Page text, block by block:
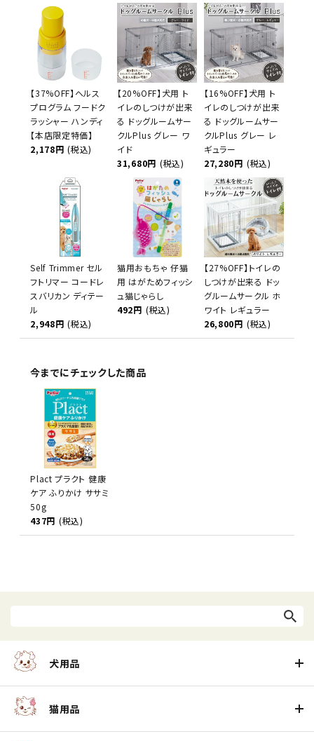
【37%OFF】ヘルス
プログラム フードク
ラッシャー ハンディ
【本店限定特価】
2,178円 (税込)
【20%OFF】犬用 ト
イレのしつけが出来
る ドッグルームサー
クルPlus グレー ワ
イド
31,680円 (税込)
【16%OFF】犬用 ト
イレのしつけが出来
る ドッグルームサー
クルPlus グレー レ
ギュラー
27,280円 (税込)
Self Trimmer セル
フトリマー コードレ
スバリカン ディテー
ル
2,948円 (税込)
猫用おもちゃ 仔猫
用 はがためフィッシ
ュ猫じゃらし
492円 (税込)
【27%OFF】トイレの
しつけが出来る ドッ
グルームサークル ホ
ワイト レギュラー
26,800円 (税込)
今までにチェックした商品
Plact プラクト 健康
ケア ふりかけ ササミ
50g
437円 (税込)
犬用品
猫用品